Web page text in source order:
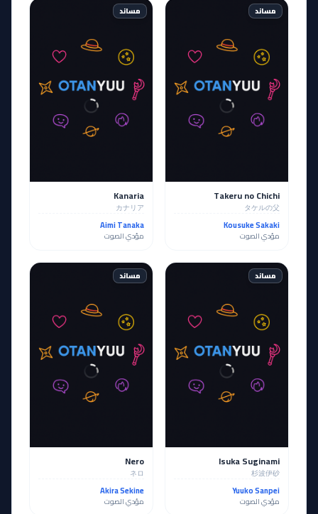
مساند
Takeru no Chichi
タケルの父
Kousuke Sakaki
مؤدي الصوت
مساند
Kanaria
カナリア
Aimi Tanaka
مؤدي الصوت
مساند
Isuka Suginami
杉波伊砂
Yuuko Sanpei
مؤدي الصوت
مساند
Nero
ネロ
Akira Sekine
مؤدي الصوت